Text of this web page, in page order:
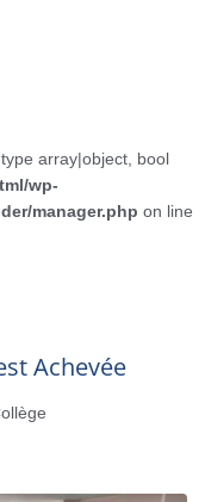
array|object, bool
wp-
manager.php on line
Achevée